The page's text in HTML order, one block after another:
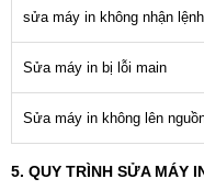
sửa máy in không nhận
Sửa máy in bị lỗi main
Sửa máy in không lên
5. QUY TRÌNH SỬA MÁY